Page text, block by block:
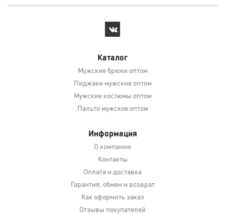
Каталог
Мужские брюки оптом
Пиджаки мужские оптом
Мужские костюмы оптом
Пальто мужское оптом
Информация
О компании
Контакты
Оплата и доставка
Гарантия, обмен и возврат
Как оформить заказ
Отзывы покупателей